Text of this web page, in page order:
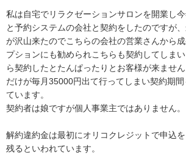
私は自宅でリラクゼーションサロンを開業し
と予約システムの会社と契約をしたのですが
が沢山来たのでこちらの会社の営業さんから
プションにも勧められこちらも契約してしま
ら契約したとたんぱったりとお客様が来ませ
だけが毎月35000円出て行ってしまい契約期
ています。
契約者は娘ですが個人事業主ではありません。
解約違約金は最初にオリコクレジットで申込
残るといわれています。